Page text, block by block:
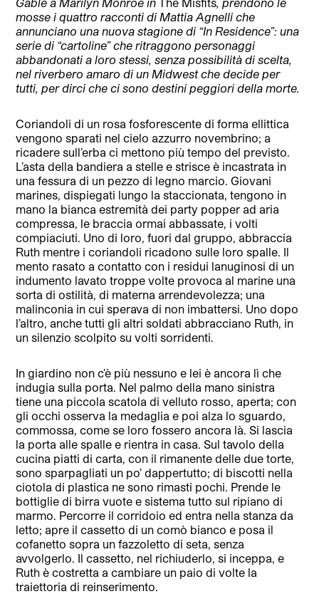
mosse i quattro racconti di Mattia Agnelli che
annunciano una nuova stagione di “In Residence”: una
serie di “cartoline” che ritraggono personaggi
abbandonati a loro stessi, senza possibilità di scelta,
nel riverbero amaro di un Midwest che decide per
tutti, per dirci che ci sono destini peggiori della morte.
Coriandoli di un rosa fosforescente di forma ellittica
vengono sparati nel cielo azzurro novembrino; a
ricadere sull’erba ci mettono più tempo del previsto.
L’asta della bandiera a stelle e strisce è incastrata in
una fessura di un pezzo di legno marcio. Giovani
marines, dispiegati lungo la staccionata, tengono in
mano la bianca estremità dei party popper ad aria
compressa, le braccia ormai abbassate, i volti
compiaciuti. Uno di loro, fuori dal gruppo, abbraccia
Ruth mentre i coriandoli ricadono sulle loro spalle. Il
mento rasato a contatto con i residui lanuginosi di un
indumento lavato troppe volte provoca al marine una
sorta di ostilità, di materna arrendevolezza; una
malinconia in cui sperava di non imbattersi. Uno dopo
l’altro, anche tutti gli altri soldati abbracciano Ruth, in
un silenzio scolpito su volti sorridenti.
In giardino non c’è più nessuno e lei è ancora lì che
indugia sulla porta. Nel palmo della mano sinistra
tiene una piccola scatola di velluto rosso, aperta; con
gli occhi osserva la medaglia e poi alza lo sguardo,
commossa, come se loro fossero ancora là. Si lascia
la porta alle spalle e rientra in casa. Sul tavolo della
cucina piatti di carta, con il rimanente delle due torte,
sono sparpagliati un po’ dappertutto; di biscotti nella
ciotola di plastica ne sono rimasti pochi. Prende le
bottiglie di birra vuote e sistema tutto sul ripiano di
marmo. Percorre il corridoio ed entra nella stanza da
letto; apre il cassetto di un comò bianco e posa il
cofanetto sopra un fazzoletto di seta, senza
avvolgerlo. Il cassetto, nel richiuderlo, si inceppa, e
Ruth è costretta a cambiare un paio di volte la
traiettoria di reinserimento.